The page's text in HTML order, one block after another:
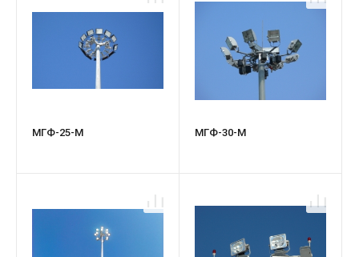
МГФ-25-М МГФ-30-М